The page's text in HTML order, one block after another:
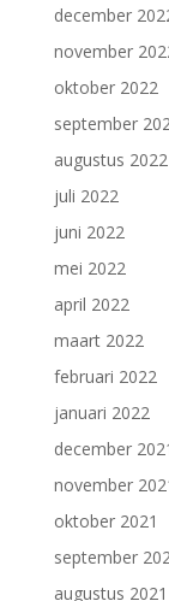
december
november
oktober 2022
september
augustus 2022
juli 2022
juni 2022
mei 2022
april 2022
maart 2022
februari 2022
januari 2022
december
november
oktober 2021
september
augustus 2021